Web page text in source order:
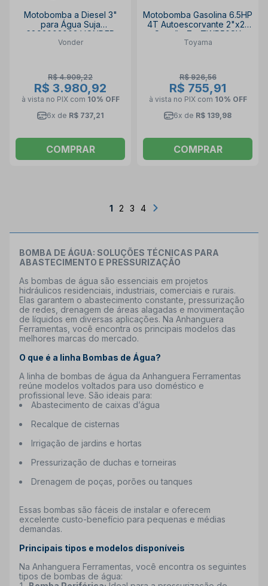
Motobomba a Diesel 3"
para Água Suja
6893003003 VONDER
Vonder
R$ 4.909,22
R$ 3.980,92
à vista no PIX com 10% OFF
6x de R$ 737,21
COMPRAR
Motobomba Gasolina 6.5HP
4T Autoescorvante 2"x2"
Sucção 7m TWP50SX
TOYAMA
Toyama
R$ 926,56
R$ 755,91
à vista no PIX com 10% OFF
6x de R$ 139,98
COMPRAR
1 2 3 4
BOMBA DE ÁGUA: SOLUÇÕES TÉCNICAS PARA
ABASTECIMENTO E PRESSURIZAÇÃO
As bombas de água são essenciais em projetos
hidráulicos residenciais, industriais, comerciais e rurais.
Elas garantem o abastecimento constante, pressurização
de redes, drenagem de áreas alagadas e movimentação
de líquidos em diversas aplicações. Na Anhanguera
Ferramentas, você encontra os principais modelos das
melhores marcas do mercado.
O que é a linha Bombas de Água?
A linha de bombas de água da Anhanguera Ferramentas
reúne modelos voltados para uso doméstico e
profissional leve. São ideais para:
Abastecimento de caixas d’água
Recalque de cisternas
Irrigação de jardins e hortas
Pressurização de duchas e torneiras
Drenagem de poças, porões ou tanques
Essas bombas são fáceis de instalar e oferecem
excelente custo-benefício para pequenas e médias
demandas.
Principais tipos e modelos disponíveis
Na Anhanguera Ferramentas, você encontra os seguintes
tipos de bombas de água: